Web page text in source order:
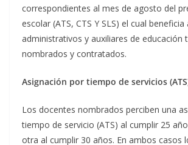
correspondientes al mes de agosto del
escolar (ATS, CTS Y SLS) el cual
administrativos y auxiliares de educación
nombrados y contratados.
Asignación por tiempo de servicios
Los docentes nombrados perciben una
tiempo de servicio (ATS) al cumplir 25
otra al cumplir 30 años. En ambos casos